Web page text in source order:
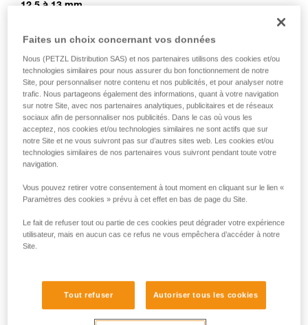
12,5 à 13 mm
MAESTRO L est un descendeur conçu pour les opérations
lourdes, en descente comme en hissage, et peut s’utiliser à
la fois en système principal ou en contre-assurage. Cette
polyvalence permet aux secouristes de s’adapter à toutes
les configurations pouvant être rencontrées sur le lieu
d’intervention. La poignée ergonomique et le frein intégré
permettent de contrôler confortablement la descente. Le
passage de la position de descente à celle de hissage est
immédiat, sans avoir à reprendre la charge. La poulie-
bloqueur intégrée, avec réa de très gros diamètre sur
roulement à billes étanche, assure un excellent rendement
au hissage. Le système AUTO-LOCK bloque
utilisée. Une fois bloquée, la corde peut être ravalée sans
avoir à manipuler la poignée. Le descendeur MAESTRO L
Faites un choix concernant vos données
Nous (PETZL Distribution SAS) et nos partenaires utilisons des cookies et/ou
technologies similaires pour nous assurer du bon fonctionnement de notre
Site, pour personnaliser notre contenu et nos publicités, et pour analyser notre
trafic. Nous partageons également des informations, quant à votre navigation
sur notre Site, avec nos partenaires analytiques, publicitaires et de réseaux
sociaux afin de personnaliser nos publicités. Dans le cas où vous les
acceptez, nos cookies et/ou technologies similaires ne sont actifs que sur
notre Site et ne vous suivront pas sur d’autres sites web. Les cookies et/ou
technologies similaires de nos partenaires vous suivront pendant toute votre
navigation.
Vous pouvez retirer votre consentement à tout moment en cliquant sur le lien «
Paramètres des cookies » prévu à cet effet en bas de page du Site.
Le fait de refuser tout ou partie de ces cookies peut dégrader votre expérience
utilisateur, mais en aucun cas ce refus ne vous empêchera d’accéder à notre
Site.
Tout refuser Autoriser tous les cookies